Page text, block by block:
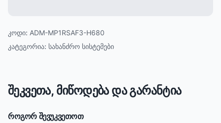
კოდი: ADM-MP1RSAF3-H680
კატეგორია: სახანძრო სისტემები
შეკვეთა, მიწოდება და გარანტია
როგორ შევუკვეთოთ